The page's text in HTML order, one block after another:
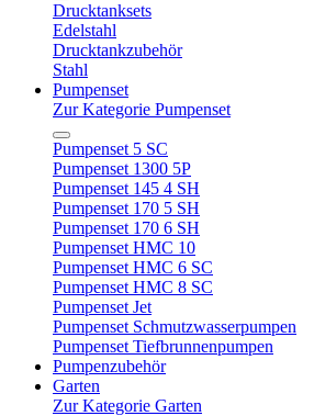
Drucktanksets
Edelstahl
Drucktankzubehör
Stahl
Pumpenset
Zur Kategorie Pumpenset
Pumpenset 5 SC
Pumpenset 1300 5P
Pumpenset 145 4 SH
Pumpenset 170 5 SH
Pumpenset 170 6 SH
Pumpenset HMC 10
Pumpenset HMC 6 SC
Pumpenset HMC 8 SC
Pumpenset Jet
Pumpenset Schmutzwasserpumpen
Pumpenset Tiefbrunnenpumpen
Pumpenzubehör
Garten
Zur Kategorie Garten